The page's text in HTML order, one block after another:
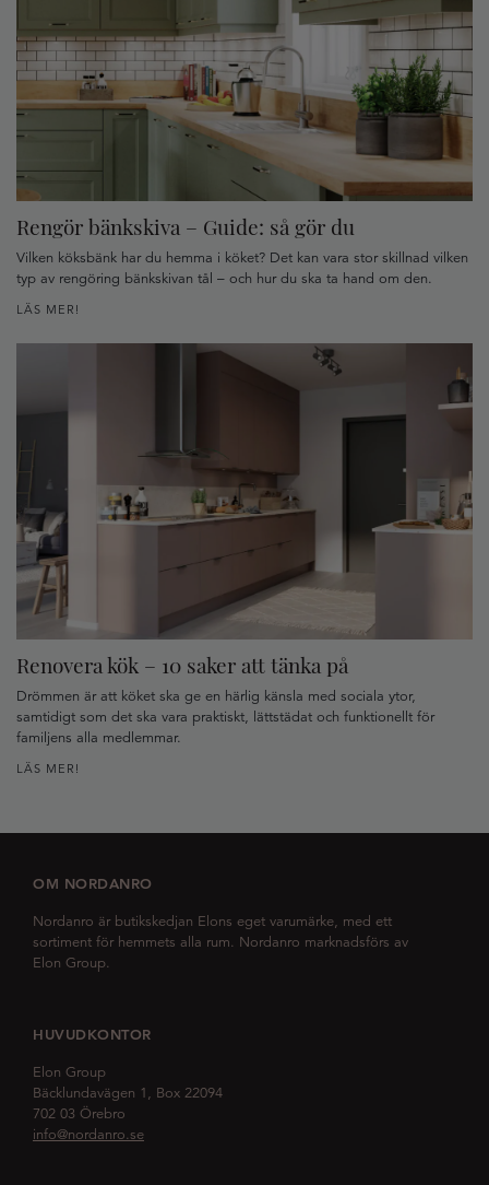
Rengör bänkskiva – Guide: så gör du
Vilken köksbänk har du hemma i köket? Det kan vara stor skillnad vilken
typ av rengöring bänkskivan tål – och hur du ska ta hand om den.
LÄS MER!
Renovera kök – 10 saker att tänka på
Drömmen är att köket ska ge en härlig känsla med sociala ytor,
samtidigt som det ska vara praktiskt, lättstädat och funktionellt för
familjens alla medlemmar.
LÄS MER!
OM NORDANRO
Nordanro är butikskedjan Elons eget varumärke, med ett
sortiment för hemmets alla rum. Nordanro marknadsförs av
Elon Group.
HUVUDKONTOR
Elon Group
Bäcklundavägen 1, Box 22094
702 03 Örebro
info@nordanro.se